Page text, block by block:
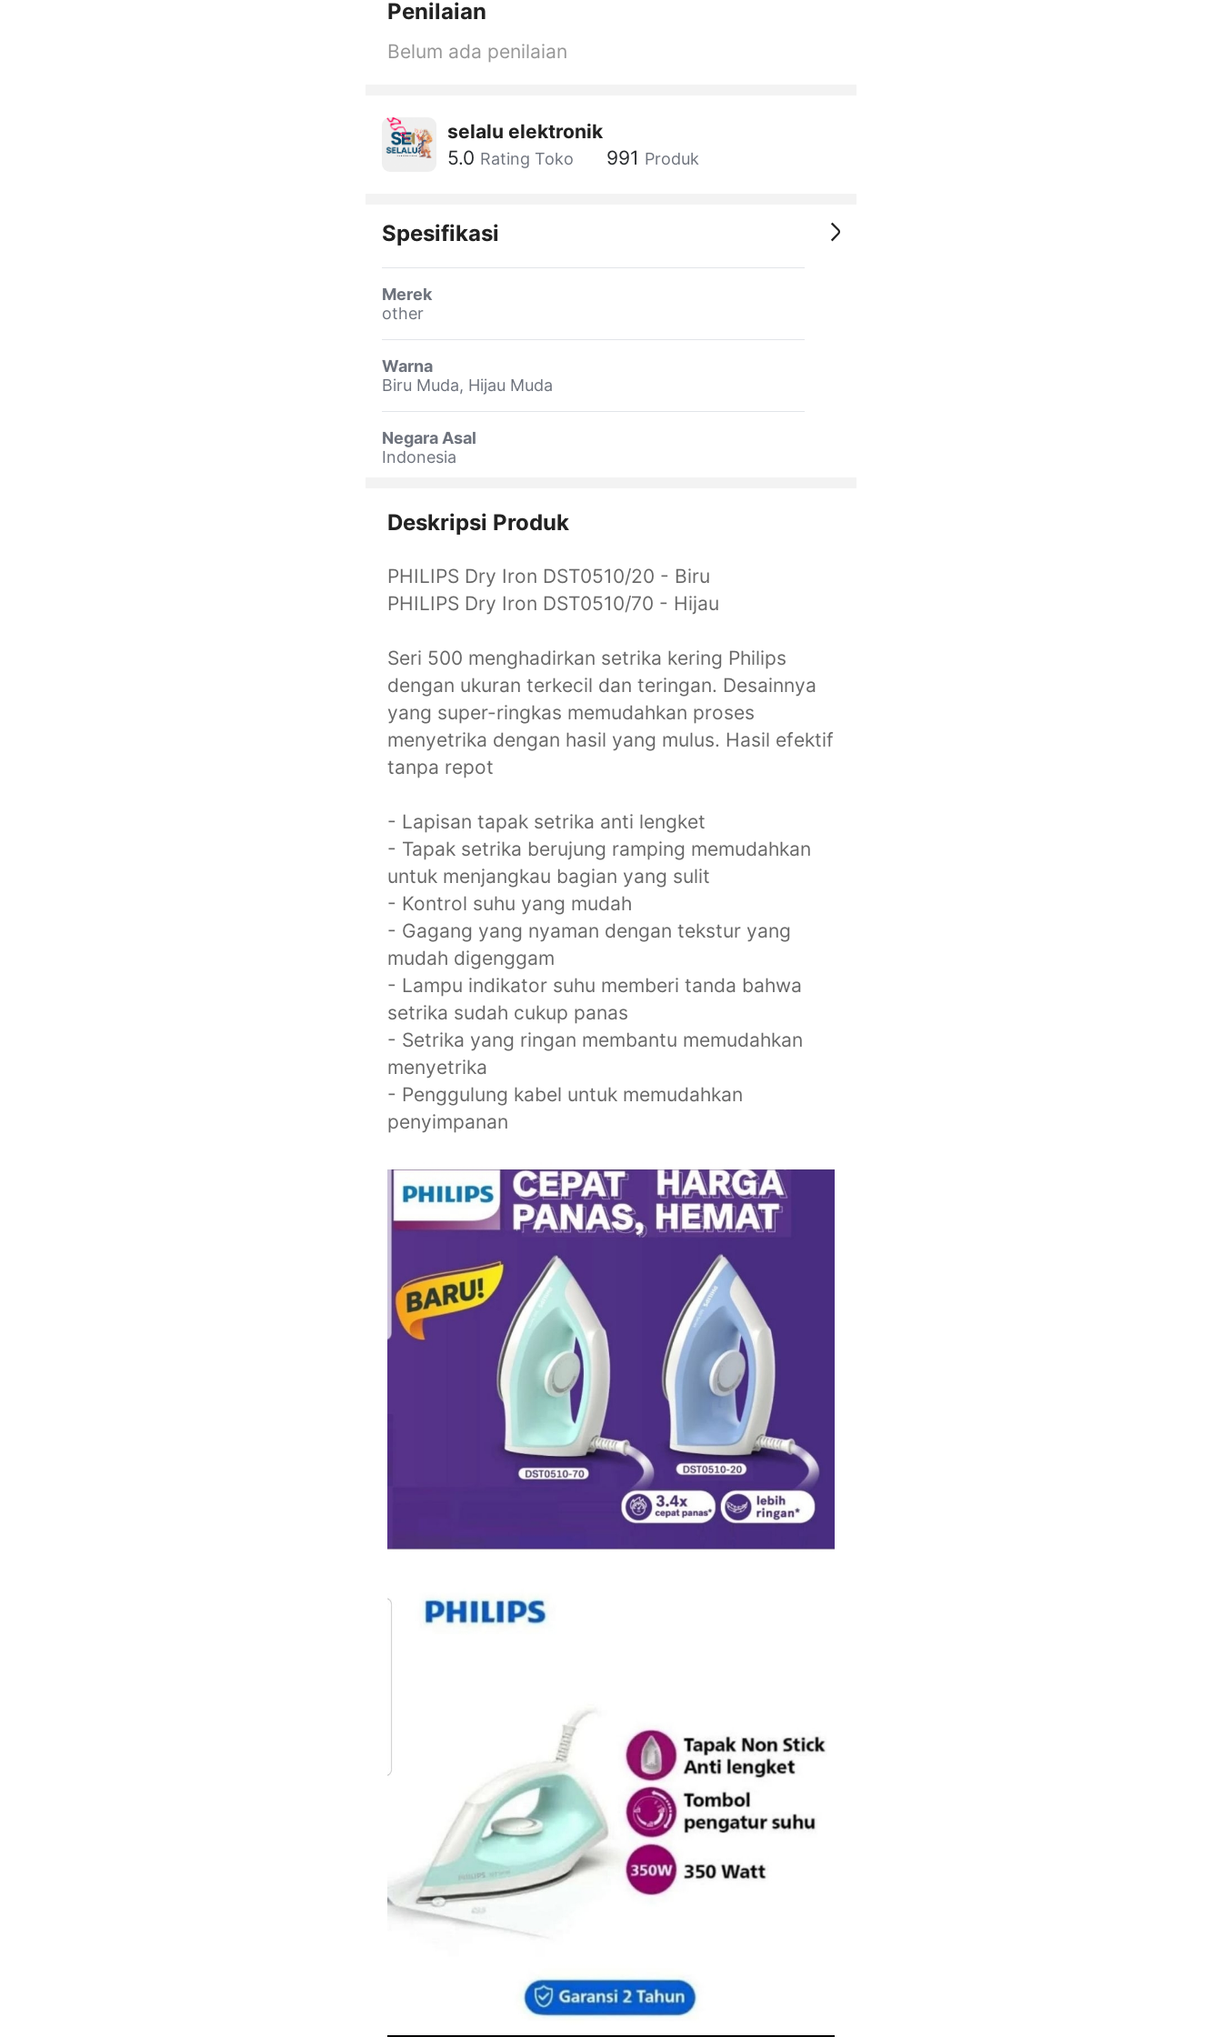
Penilaian
Belum ada penilaian
selalu elektronik
5.0 Rating Toko 991 Produk
Spesifikasi
Merek
other
Warna
Biru Muda, Hijau Muda
Negara Asal
Indonesia
Deskripsi Produk
PHILIPS Dry Iron DST0510/20 - Biru
PHILIPS Dry Iron DST0510/70 - Hijau
Seri 500 menghadirkan setrika kering Philips
dengan ukuran terkecil dan teringan. Desainnya
yang super-ringkas memudahkan proses
menyetrika dengan hasil yang mulus. Hasil efektif
tanpa repot
- Lapisan tapak setrika anti lengket
- Tapak setrika berujung ramping memudahkan
untuk menjangkau bagian yang sulit
- Kontrol suhu yang mudah
- Gagang yang nyaman dengan tekstur yang
mudah digenggam
- Lampu indikator suhu memberi tanda bahwa
setrika sudah cukup panas
- Setrika yang ringan membantu memudahkan
menyetrika
- Penggulung kabel untuk memudahkan
penyimpanan